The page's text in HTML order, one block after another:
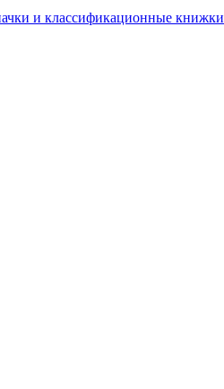
и классификационные книжки